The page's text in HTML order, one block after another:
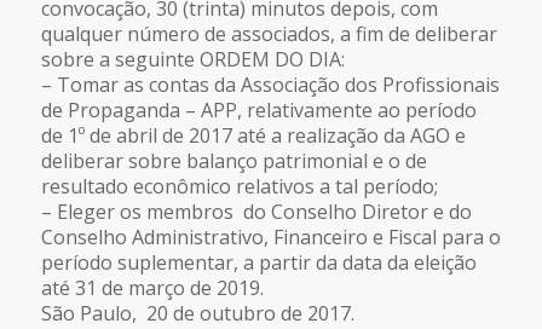
convocação, 30 (trinta) minutos depois, com
qualquer número de associados, a fim de deliberar
sobre a seguinte ORDEM DO DIA:
– Tomar as contas da Associação dos Profissionais
de Propaganda – APP, relativamente ao período
de 1º de abril de 2017 até a realização da AGO e
deliberar sobre balanço patrimonial e o de
resultado econômico relativos a tal período;
– Eleger os membros do Conselho Diretor e do
Conselho Administrativo, Financeiro e Fiscal para o
período suplementar, a partir da data da eleição
até 31 de março de 2019.
São Paulo, 20 de outubro de 2017.